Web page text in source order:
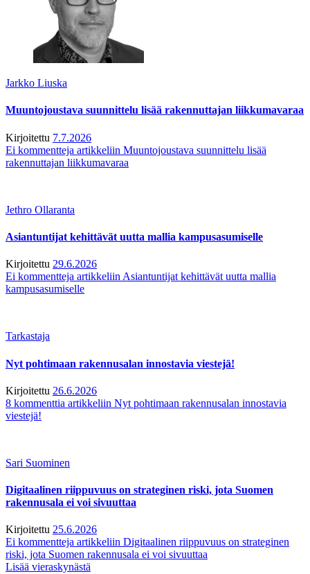
Jarkko Liuska
Muuntojoustava suunnittelu lisää rakennuttajan liikkumavaraa
Kirjoitettu 7.7.2026
Ei kommentteja artikkeliin Muuntojoustava suunnittelu lisää
rakennuttajan liikkumavaraa
Jethro Ollaranta
Asiantuntijat kehittävät uutta mallia kampusasumiselle
Kirjoitettu 29.6.2026
Ei kommentteja artikkeliin Asiantuntijat kehittävät uutta mallia
kampusasumiselle
Tarkastaja
Nyt pohtimaan rakennusalan innostavia viestejä!
Kirjoitettu 26.6.2026
8 kommenttia artikkeliin Nyt pohtimaan rakennusalan innostavia
viestejä!
Sari Suominen
Digitaalinen riippuvuus on strateginen riski, jota Suomen
rakennusala ei voi sivuuttaa
Kirjoitettu 25.6.2026
Ei kommentteja artikkeliin Digitaalinen riippuvuus on strateginen
riski, jota Suomen rakennusala ei voi sivuuttaa
Lisää vieraskynästä